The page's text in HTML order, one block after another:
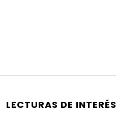
LECTURAS DE INTERÉS